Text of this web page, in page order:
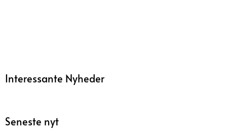
Interessante Nyheder
Seneste nyt